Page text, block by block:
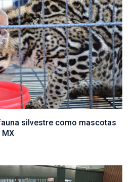
silvestre como mascotas
MX